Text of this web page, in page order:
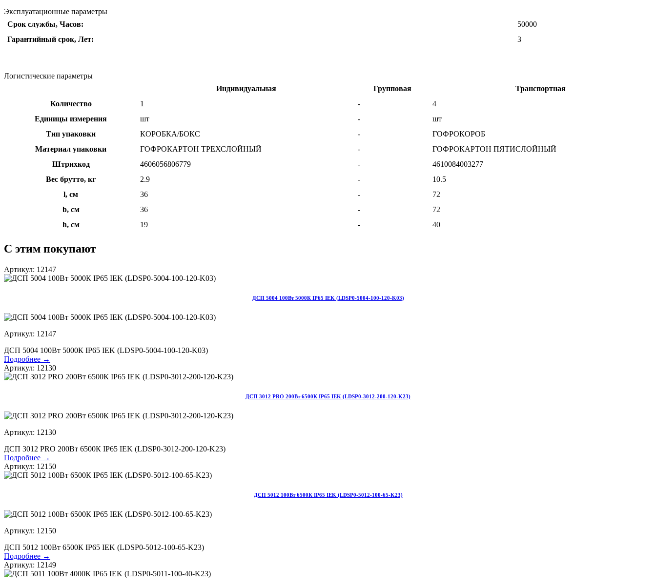
Эксплуатационные параметры
Срок службы, Часов:
50000
Гарантийный срок, Лет:
3
Логистические параметры
Индивидуальная
Групповая
Транспортная
Количество
1 -
4
Единицы измерения
шт -
шт
Тип упаковки
КОРОБКА/БОКС -
ГОФРОКОРОБ
Материал упаковки
ГОФРОКАРТОН ТРЕХСЛОЙНЫЙ -
ГОФРОКАРТОН ПЯТИСЛОЙНЫЙ
Штрихкод
4606056806779 -
4610084003277
Вес брутто, кг
2.9 -
10.5
l, см
36 -
72
b, см
36 -
72
h, см
19 - 40
С этим покупают
Артикул: 12147
ДСП 5004 100Вт 5000К IP65 IEK (LDSP0-5004-100-120-K03)
Артикул: 12147
ДСП 5004 100Вт 5000К IP65 IEK (LDSP0-5004-100-120-K03)
Подробнее →
Артикул: 12130
ДСП 3012 PRO 200Вт 6500К IP65 IEK (LDSP0-3012-200-120-K23)
Артикул: 12130
ДСП 3012 PRO 200Вт 6500К IP65 IEK (LDSP0-3012-200-120-K23)
Подробнее →
Артикул: 12150
ДСП 5012 100Вт 6500К IP65 IEK (LDSP0-5012-100-65-K23)
Артикул: 12150
ДСП 5012 100Вт 6500К IP65 IEK (LDSP0-5012-100-65-K23)
Подробнее →
Артикул: 12149